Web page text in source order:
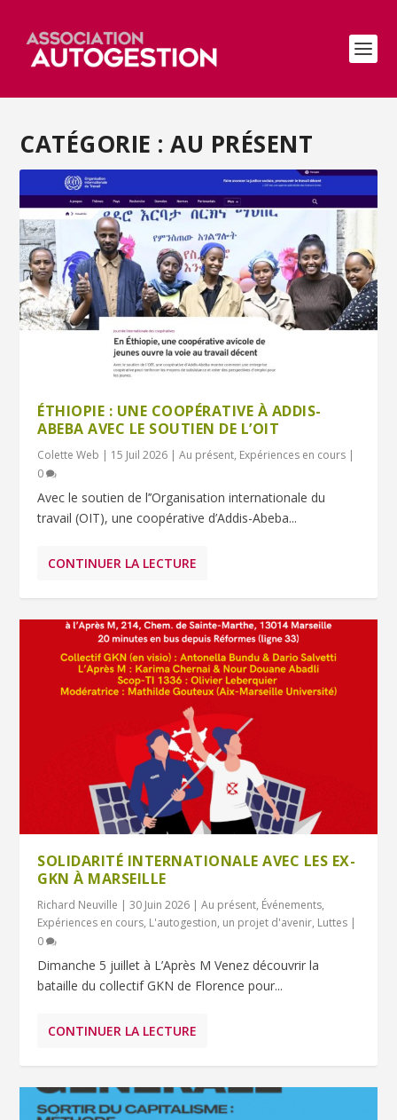
CATÉGORIE :AU PRÉSENT
ÉTHIOPIE : UNE COOPÉRATIVE À ADDIS-
ABEBA AVEC LE SOUTIEN DE L’OIT
Colette Web | 15 Juil 2026 |Au présent, Expériences en cours |
0
Avec le soutien de l’’Organisation internationale du
travail (OIT), une coopérative d’Addis-Abeba...
CONTINUER LA LECTURE
SOLIDARITÉ INTERNATIONALE AVEC LES EX-
GKN À MARSEILLE
Richard Neuville |30 Juin 2026 |Au présent, Événements,
Expériences en cours, L'autogestion, un projet d'avenir, Luttes |
0
Dimanche 5 juillet à L’Après M Venez découvrir la
bataille du collectif GKN de Florence pour...
CONTINUER LA LECTURE